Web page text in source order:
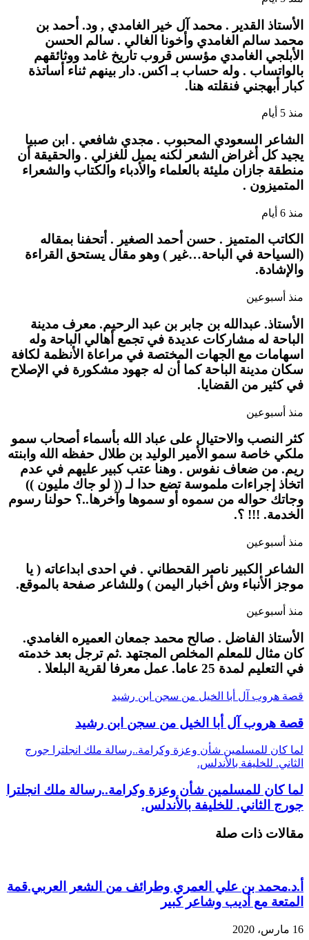
الأستاذ القدير . محمد آل خير الغامدي , ود. أحمد بن
محمد سالم الغامدي وأخونا الغالي . سالم الحسن
الأبلجي الغامدي مؤسس قروب تاريخ غامد ووثائقهم
بالواتساب . وله حساب بـ اكس. دار بينهم ثناء أساتذة
كبار أبهجني فنقلته هنا.
منذ 5 أيام
الشاعر السعودي المحبوب . مجدي شافعي . ابن صبيا
يجيد كل أغراض الشعر لكنه يميل للغزلي . والحقيقة أن
منطقة جازان مليئة بالعلماء والأدباء والكتاب والشعراء
المتميزون .
منذ 6 أيام
الكاتب المتميز . حسن أحمد الصغير . أتحفنا بمقاله
(السياحة في الباحة…غير ) وهو مقال يستحق القراءة
والإشادة.
منذ أسبوعين
الأستاذ. عبدالله بن جابر بن عبد الرحيم. معرف مدينة
الباحة له مشاركات عديدة في تجمع أهالي الباحة وله
اسهامات مع الجهات المختصة في مراعاة الأنظمة لكافة
سكان مدينة الباحة كما أن له جهود مشكورة في الإصلاح
في كثير من القضايا.
منذ أسبوعين
كثر النصب والاحتيال على عباد الله بأسماء أصحاب سمو
ملكي خاصة سمو الأمير الوليد بن طلال حفظه الله وابنته
ريم. من ضعاف نفوس . وهنا عتب كبير عليهم في عدم
اتخاذ إجراءات ملموسة تضع حدا لـ (( لو جاك مليون ))
وجاتك حواله من سموه أو سموها وآخرها..؟ حولنا رسوم
الخدمة. !!! ؟.
منذ أسبوعين
الشاعر الكبير ناصر القحطاني . في احدى ابداعاته ( يا
موجز الأنباء وش أخبار اليمن ) وللشاعر صفحة بالموقع.
منذ أسبوعين
الأستاذ الفاضل . صالح محمد جمعان العميره الغامدي.
كان مثال للمعلم المخلص المجتهد .ثم ترجل بعد خدمته
في التعليم لمدة 25 عاما. عمل معرفا لقرية البلعلا .
قصة هروب آل أبا الخيل من سجن ابن رشيد
قصة هروب آل أبا الخيل من سجن ابن رشيد
لما كان للمسلمين شأن وعزة وكرامة..رسالة ملك انجلترا جورج
الثاني. للخليفة بالأندلس.
لما كان للمسلمين شأن وعزة وكرامة..رسالة ملك انجلترا
جورج الثاني. للخليفة بالأندلس.
مقالات ذات صلة
أ.د.محمد بن علي العمري وطرائف من الشعر العربي.قمة
المتعة مع أديب وشاعر كبير
16 مارس، 2020